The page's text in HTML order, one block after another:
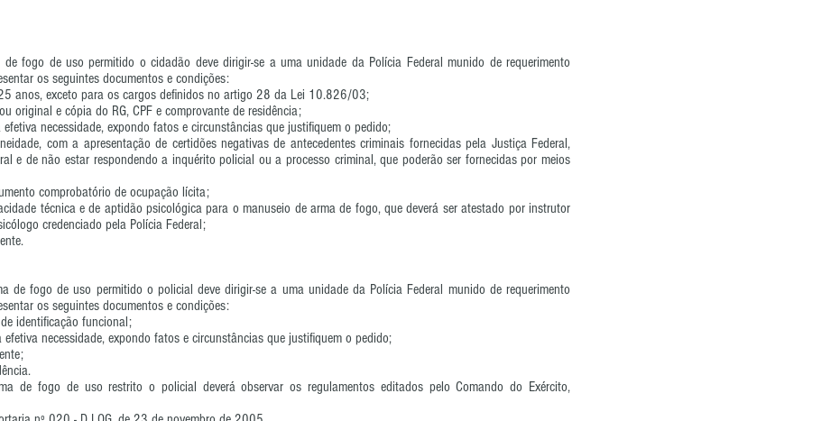
fogo de uso permitido o cidadão deve dirigir-se a uma unidade da Polícia Federal munido de requerimento
os seguintes documentos e condições:
anos, exceto para os cargos definidos no artigo 28 da Lei 10.826/03;
original e cópia do RG, CPF e comprovante de residência;
necessidade, expondo fatos e circunstâncias que justifiquem o pedido;
com a apresentação de certidões negativas de antecedentes criminais fornecidas pela Justiça Federal,
e de não estar respondendo a inquérito policial ou a processo criminal, que poderão ser fornecidas por meios
comprobatório de ocupação lícita;
técnica e de aptidão psicológica para o manuseio de arma de fogo, que deverá ser atestado por instrutor
credenciado pela Polícia Federal;
de fogo de uso permitido o policial deve dirigir-se a uma unidade da Polícia Federal munido de requerimento
os seguintes documentos e condições:
identificação funcional;
necessidade, expondo fatos e circunstâncias que justifiquem o pedido;
de fogo de uso restrito o policial deverá observar os regulamentos editados pelo Comando do Exército,